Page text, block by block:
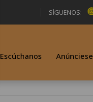
SÍGUENOS:
Escúchanos Anúnciese